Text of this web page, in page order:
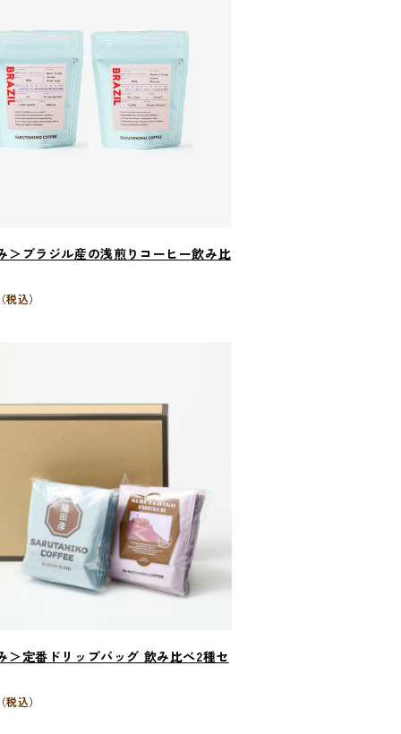
＞ブラジル産の浅煎りコーヒー飲み比
税込）
＞定番ドリップバッグ 飲み比べ2種セ
税込）